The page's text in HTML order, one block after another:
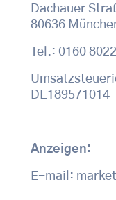
Dachauer
80636
Tel.: 0160
DE189571014
Anzeigen:
E-mail: